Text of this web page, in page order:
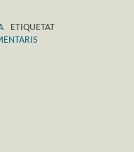
ETIQUETAT